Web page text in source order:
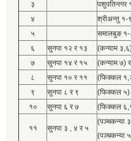
३
पशुपतिनगर
४
श्रीअन्तु १-
५
समालबुङ १-
६
सुनपा १२ र १३
(कन्याम
७
सुनपा १४ र १५
(कन्याम ७)
८
सुनपा १० र ११
(फिक्कल
९
सुनपा ८ र ९
(फिक्कल ५)
१०
सुनपा ६ र ७ (फिक्कल
११ सुनपा ३ , ४ र ५
(पञ्चकन्या
(पञ्चकन्या